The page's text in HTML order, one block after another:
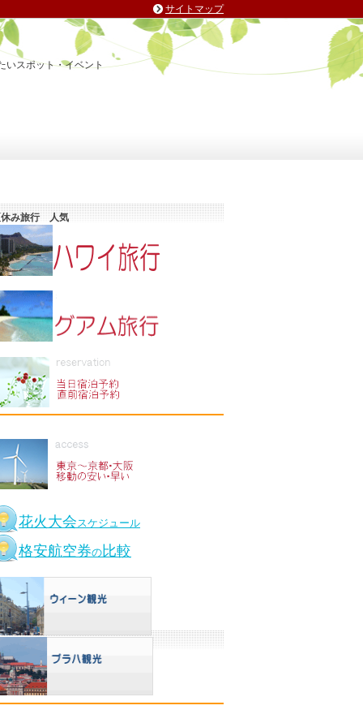
いスポット・イベント
休み旅行 人気
花火大会 スケジュール
格安航空券の 比較
サイトマップ